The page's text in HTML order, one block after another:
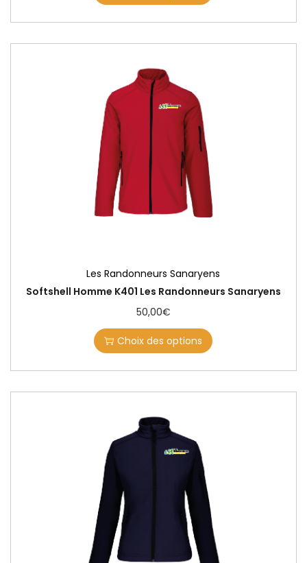
Les Randonneurs Sanaryens
Softshell Homme K401 Les Randonneurs Sanaryens
50,00€
Choix des options